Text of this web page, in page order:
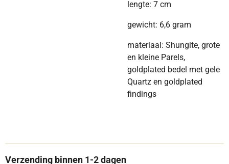
lengte: 7 cm
gewicht: 6,6 gram
materiaal: Shungite, grote
en kleine Parels,
goldplated bedel met gele
Quartz en goldplated
findings
Verzending binnen 1-2 dagen